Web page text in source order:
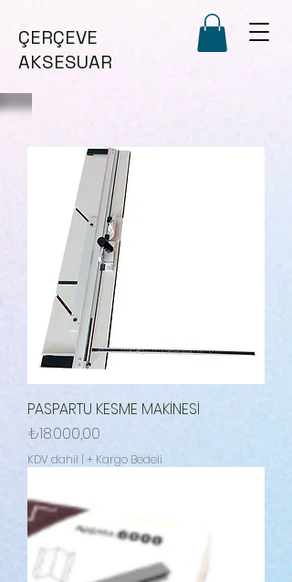
ÇERÇEVE
AKSESUAR
PASPARTU KESME MAKİNESİ
Fiyat
₺18.000,00
KDV dahil | + Kargo Bedeli